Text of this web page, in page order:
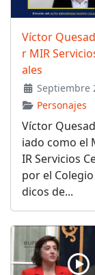
Víctor
r MIR
ales
Septiembre
Personajes
Víctor
iado como el
IR Servicios
por el
dicos de...